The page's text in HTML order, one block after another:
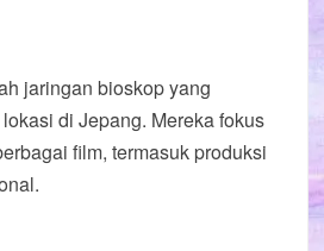
jaringan bioskop yang
di Jepang. Mereka fokus
film, termasuk produksi